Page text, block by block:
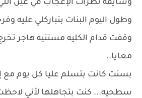
وشايفه نظرات الإعجاب في عين اللي
وطول اليوم البنات بتباركلي عليه
وقفت قدام الكليه مستنيه هاجر
معايا..
بسنت كانت بتسلم عليا كل يوم مع
سطحيه... كنت بتجاهلها لأني